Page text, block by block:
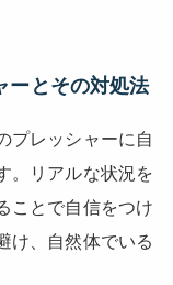
ーとその対処法
プレッシャーに自
。リアルな状況を
ことで自信をつけ
け、自然体でいる